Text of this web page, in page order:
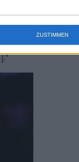
ZUSTIMMEN